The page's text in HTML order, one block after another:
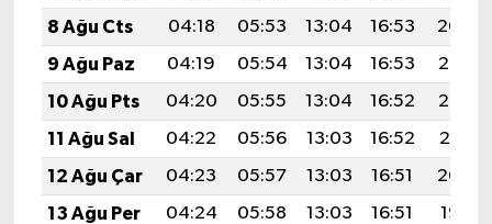
8 Ağu Cts
04:18 05:53 13:04 16:53
20:04
9 Ağu Paz
04:19 05:54 13:04 16:53
20:03
10 Ağu Pts
04:20 05:55 13:04 16:52
20:02
11 Ağu Sal
04:22 05:56 13:03 16:52
20:01
12 Ağu Çar
04:23 05:57 13:03 16:51
20:00
13 Ağu Per
04:24 05:58 13:03 16:51
19:58